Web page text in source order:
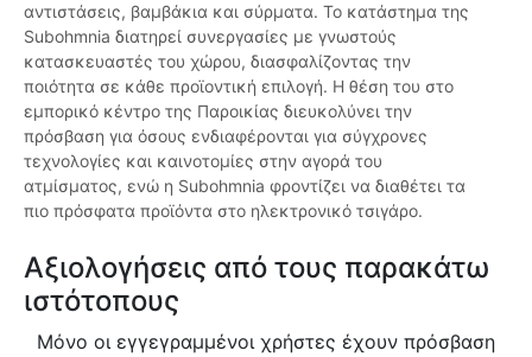
αντιστάσεις, βαμβάκια και σύρματα. Το κατάστημα της
Subohmnia διατηρεί συνεργασίες με γνωστούς
κατασκευαστές του χώρου, διασφαλίζοντας την
ποιότητα σε κάθε προϊοντική επιλογή. Η θέση του στο
εμπορικό κέντρο της Παροικίας διευκολύνει την
πρόσβαση για όσους ενδιαφέρονται για σύγχρονες
τεχνολογίες και καινοτομίες στην αγορά του
ατμίσματος, ενώ η Subohmnia φροντίζει να διαθέτει τα
πιο πρόσφατα προϊόντα στο ηλεκτρονικό τσιγάρο.
Αξιολογήσεις από τους παρακάτω
ιστότοπους
Μόνο οι εγγεγραμμένοι χρήστες έχουν πρόσβαση